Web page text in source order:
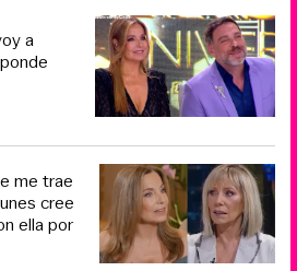
a
me trae
cree
ella por